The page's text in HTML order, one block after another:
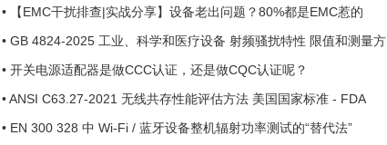
•
【EMC干扰排查|实战分享】设备老出问题？80%都是EMC惹的
祸！——曾工现场经验交流贴 ...
• GB 4824-2025 工业、科学和医疗设备 射频骚扰特性 限值和测量方
法 ...
• 开关电源适配器是做CCC认证，还是做CQC认证呢？
•ANSI C63.27-2021 无线共存性能评估方法 美国国家标准 - FDA
• EN 300 328 中 Wi-Fi / 蓝牙设备整机辐射功率测试的“替代法”